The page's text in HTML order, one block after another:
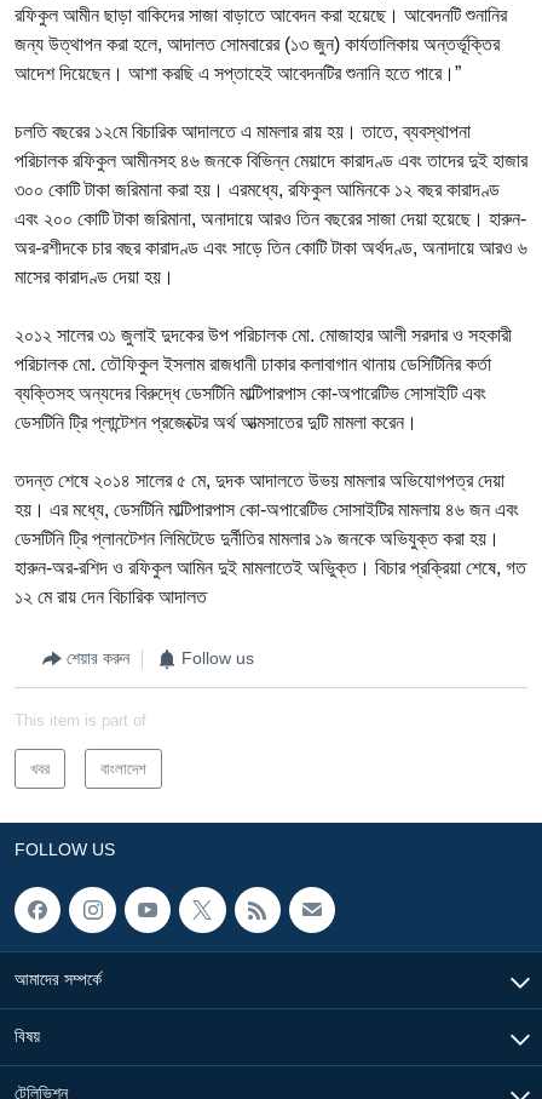
রফিকুল আমীন ছাড়া বাকিদের সাজা বাড়াতে আবেদন করা হয়েছে। আবেদনটি শুনানির
জন্য উত্থাপন করা হলে, আদালত সোমবারের (১৩ জুন) কার্যতালিকায় অন্তর্ভূক্তির
আদেশ দিয়েছেন। আশা করছি এ সপ্তাহেই আবেদনটির শুনানি হতে পারে।”
চলতি বছরের ১২মে বিচারিক আদালতে এ মামলার রায় হয়। তাতে, ব্যবস্থাপনা
পরিচালক রফিকুল আমীনসহ ৪৬ জনকে বিভিন্ন মেয়াদে কারাদণ্ড এবং তাদের দুই হাজার
৩০০ কোটি টাকা জরিমানা করা হয়। এরমধ্যে, রফিকুল আমিনকে ১২ বছর কারাদণ্ড
এবং ২০০ কোটি টাকা জরিমানা, অনাদায়ে আরও তিন বছরের সাজা দেয়া হয়েছে। হারুন-
অর-রশীদকে চার বছর কারাদণ্ড এবং সাড়ে তিন কোটি টাকা অর্থদণ্ড, অনাদায়ে আরও ৬
মাসের কারাদণ্ড দেয়া হয়।
২০১২ সালের ৩১ জুলাই দুদকের উপ পরিচালক মো. মোজাহার আলী সরদার ও সহকারী
পরিচালক মো. তৌফিকুল ইসলাম রাজধানী ঢাকার কলাবাগান থানায় ডেসিটিনির কর্তা
ব্যক্তিসহ অন্যদের বিরুদ্ধে ডেসটিনি মাল্টিপারপাস কো-অপারেটিভ সোসাইটি এবং
ডেসটিনি ট্রি প্লান্টেশন প্রজেক্টের অর্থ আত্মসাতের দুটি মামলা করেন।
তদন্ত শেষে ২০১৪ সালের ৫ মে, দুদক আদালতে উভয় মামলার অভিযোগপত্র দেয়া
হয়। এর মধ্যে, ডেসটিনি মাল্টিপারপাস কো-অপারেটিভ সোসাইটির মামলায় ৪৬ জন এবং
ডেসটিনি ট্রি প্লানটেশন লিমিটেডে দুর্নীতির মামলার ১৯ জনকে অভিযুক্ত করা হয়।
হারুন-অর-রশিদ ও রফিকুল আমিন দুই মামলাতেই অভিুক্ত। বিচার প্রক্রিয়া শেষে, গত
১২ মে রায় দেন বিচারিক আদালত
শেয়ার করুন Follow us
This item is part of
খবর বাংলাদেশ
FOLLOW US
আমাদের সম্পর্কে
বিষয়
টেলিভিশন